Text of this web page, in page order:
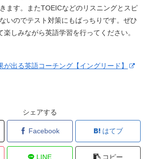
ます。またTOEICなどのリスニングとスピ
いのでテスト対策にもばっちりです。ぜひ
楽しみながら英語学習を行ってください。
が出る英語コーチング【イングリード】
シェアする
Facebook はてブ
LINE コピー